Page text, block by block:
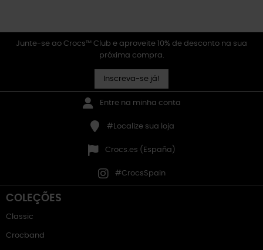
Junte-se ao Crocs™ Club e aproveite 10% de desconto na sua
próxima compra.
Inscreva-se já!
Entre na minha conta
#Localize sua loja
Crocs.es (España)
#CrocsSpain
COLEÇÕES
Classic
Crocband